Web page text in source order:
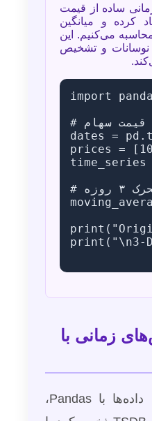
ساده از قیمت
کرده و میانگین
را محاسبه می‌کنیم. این
نوسانات و تشخیص
import
# ایجاد داده‌های نمونه قیمت سهام
dates =
prices =
# محاسبه میانگین متحرک ۳ روزه
print("\n3-
زمانی با
پس از پردازش اولیه داده‌ها با Pandas،